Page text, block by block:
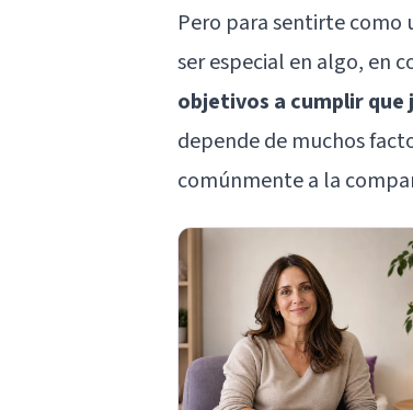
Pero para sentirte como
ser especial en algo, en
objetivos a cumplir
depende de muchos
comúnmente a la